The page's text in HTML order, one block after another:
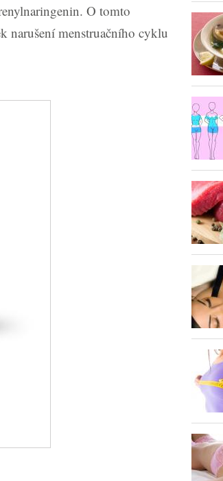
O tomto
narušení menstruačního cyklu